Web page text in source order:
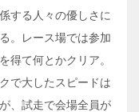
する人々の優しさに
。レース場では参加
得て何とかクリア。
で大したスピードは
、試走で会場全員が